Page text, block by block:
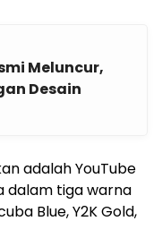
Meluncur,
Desain
adalah YouTube
dalam tiga warna
Blue, Y2K Gold,